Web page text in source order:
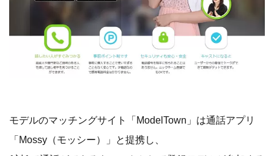
モデルのマッチングサイト「ModelTown」は通話アプリ
「Mossy（モッシー）」と提携し、